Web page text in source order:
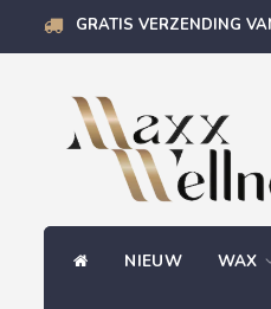
GRATIS VERZENDING
NIEUW WAX